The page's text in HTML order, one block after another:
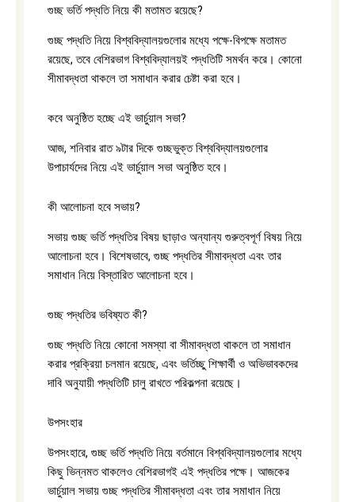
গুচ্ছ ভর্তি পদ্ধতি নিয়ে কী মতামত রয়েছে?
গুচ্ছ পদ্ধতি নিয়ে বিশ্ববিদ্যালয়গুলোর মধ্যে পক্ষে-বিপক্ষে মতামত
রয়েছে, তবে বেশিরভাগ বিশ্ববিদ্যালয়ই পদ্ধতিটি সমর্থন করে। কোনো
সীমাবদ্ধতা থাকলে তা সমাধান করার চেষ্টা করা হবে।
কবে অনুষ্ঠিত হচ্ছে এই ভার্চুয়াল সভা?
আজ, শনিবার রাত ৯টার দিকে গুচ্ছভুক্ত বিশ্ববিদ্যালয়গুলোর
উপাচার্যদের নিয়ে এই ভার্চুয়াল সভা অনুষ্ঠিত হবে।
কী আলোচনা হবে সভায়?
সভায় গুচ্ছ ভর্তি পদ্ধতির বিষয় ছাড়াও অন্যান্য গুরুত্বপূর্ণ বিষয় নিয়ে
আলোচনা হবে। বিশেষভাবে, গুচ্ছ পদ্ধতির সীমাবদ্ধতা এবং তার
সমাধান নিয়ে বিস্তারিত আলোচনা হবে।
গুচ্ছ পদ্ধতির ভবিষ্যত কী?
গুচ্ছ পদ্ধতি নিয়ে কোনো সমস্যা বা সীমাবদ্ধতা থাকলে তা সমাধান
করার প্রক্রিয়া চলমান রয়েছে, এবং ভর্তিচ্ছু শিক্ষার্থী ও অভিভাবকদের
দাবি অনুযায়ী পদ্ধতিটি চালু রাখতে পরিকল্পনা রয়েছে।
উপসংহার
উপসংহারে, গুচ্ছ ভর্তি পদ্ধতি নিয়ে বর্তমানে বিশ্ববিদ্যালয়গুলোর মধ্যে
কিছু ভিন্নমত থাকলেও বেশিরভাগই এই পদ্ধতির পক্ষে। আজকের
ভার্চুয়াল সভায় গুচ্ছ পদ্ধতির সীমাবদ্ধতা এবং তার সমাধান নিয়ে